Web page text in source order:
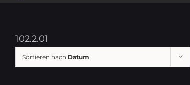
102.2.01
Sortieren nach Datum